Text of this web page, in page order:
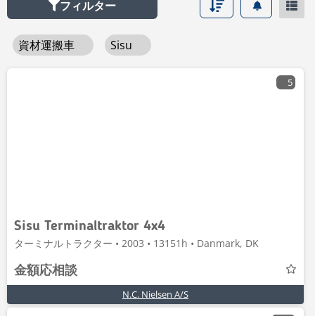
フィルター
資材運搬車 Sisu
5
Sisu Terminaltraktor 4x4
ターミナルトラクター • 2003 • 13151h • Danmark, DK
金額応相談
N.C. Nielsen A/S